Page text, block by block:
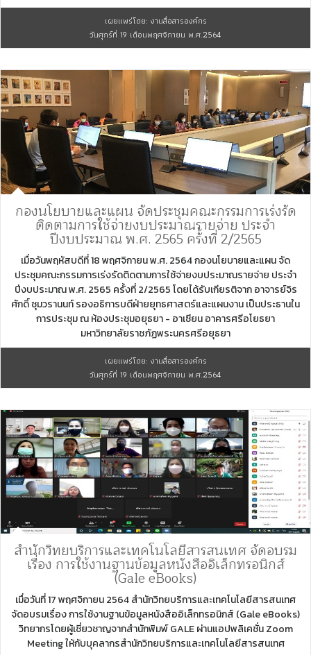
เผยแพร่โดย: งานสื่อสารองค์กร
วันศุกร์ที่ 19 เดือนพฤศจิกายน พ.ศ.2564
กองนโยบายและแผน จัดประชุมคณะกรรมการเร่งรัด
ติดตามการใช้จ่ายงบประมาณรายจ่าย ประจำ
ปีงบประมาณ พ.ศ. 2565 ครั้งที่ 2/2565
เมื่อวันพฤหัสบดีที่ 18 พฤศจิกายน พ.ศ. 2564 กองนโยบายและแผน จัด
ประชุมคณะกรรมการเร่งรัดติดตามการใช้จ่ายงบประมาณรายจ่าย ประจำ
ปีงบประมาณ พ.ศ. 2565 ครั้งที่ 2/2565 โดยได้รับเกียรติจาก อาจารย์จิร
ศักดิ์ ชุมวรานนท์ รองอธิการบดีฝ่ายยุทธศาสตร์และแผนงาน เป็นประธานใน
การประชุม ณ ห้องประชุมอยุธยา - อาเซียน อาคารศรีอโยธยา
มหาวิทยาลัยราชภัฏพระนครศรีอยุธยา
เผยแพร่โดย: งานสื่อสารองค์กร
วันศุกร์ที่ 19 เดือนพฤศจิกายน พ.ศ.2564
สำนักวิทยบริการและเทคโนโลยีสารสนเทศ จัดอบรม
เรื่อง การใช้งานฐานข้อมูลหนังสืออิเล็กทรอนิกส์
(Gale eBooks)
เมื่อวันที่ 17 พฤศจิกายน 2564 สำนักวิทยบริการและเทคโนโลยีสารสนเทศ
จัดอบรมเรื่อง การใช้งานฐานข้อมูลหนังสืออิเล็กทรอนิกส์ (Gale eBooks)
วิทยากรโดยผู้เชี่ยวชาญจากสำนักพิมพ์ GALE ผ่านแอปพลิเคชั่น Zoom
Meeting ให้กับบุคลากรสำนักวิทยบริการและเทคโนโลยีสารสนเทศ